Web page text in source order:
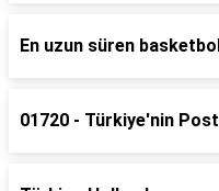
En uzun süren
01720 - Türkiye'nin